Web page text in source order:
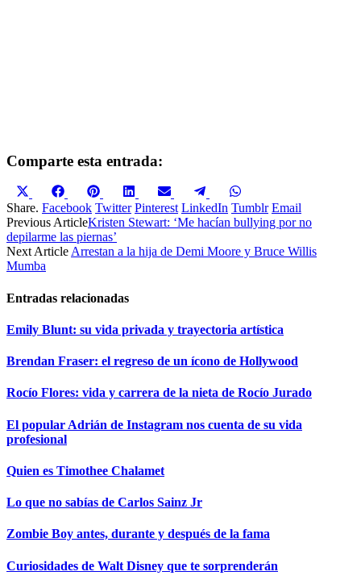
Comparte esta entrada:
Compartir
en
(Twitter)
Compartir
en
FacebookCompartir
en
Pinterest Compartir
en
LinkedInCompartir
en
Email
Compartir
en
Telegram
en
Share. Facebook Twitter Pinterest LinkedIn Tumblr Email
Previous ArticleKristen Stewart: ‘Me hacían bullying por no
depilarme las piernas’
Next Article Arrestan a la hija de Demi Moore y Bruce Willis
Mumba
Entradas relacionadas
Emily Blunt: su vida privada y trayectoria artística
Brendan Fraser: el regreso de un ícono de Hollywood
Rocío Flores: vida y carrera de la nieta de Rocío Jurado
El popular Adrián de Instagram nos cuenta de su vida
profesional
Quien es Timothee Chalamet
Lo que no sabías de Carlos Sainz Jr
Zombie Boy antes, durante y después de la fama
Curiosidades de Walt Disney que te sorprenderán